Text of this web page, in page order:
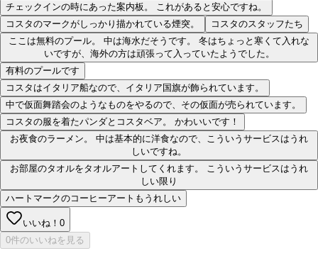
チェックインの時にあった案内板。 これがあると安心ですね。
コスタのマークがしっかり描かれている煙突。
コスタのスタッフたち
ここは無料のプール。 中は海水だそうです。 冬はちょっと寒くて入れな
いですが、海外の方は頑張って入っていたようでした。
有料のプールです
コスタはイタリア船なので、イタリア国旗が飾られています。
中で仮面舞踏会のようなものをやるので、その仮面が売られています。
コスタの服を着たパンダとコスタベア。 かわいいです！
お夜食のラーメン。 中は基本的に洋食なので、こういうサービスはうれ
しいですね。
お部屋のタオルをタオルアートしてくれます。 こういうサービスはうれ
しい限り
ハートマークのコーヒーアートもうれしい
いいね！ 0
0件のいいねを見る